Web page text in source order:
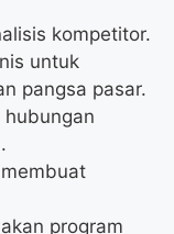
kompetitor.
untuk
pangsa pasar.
program